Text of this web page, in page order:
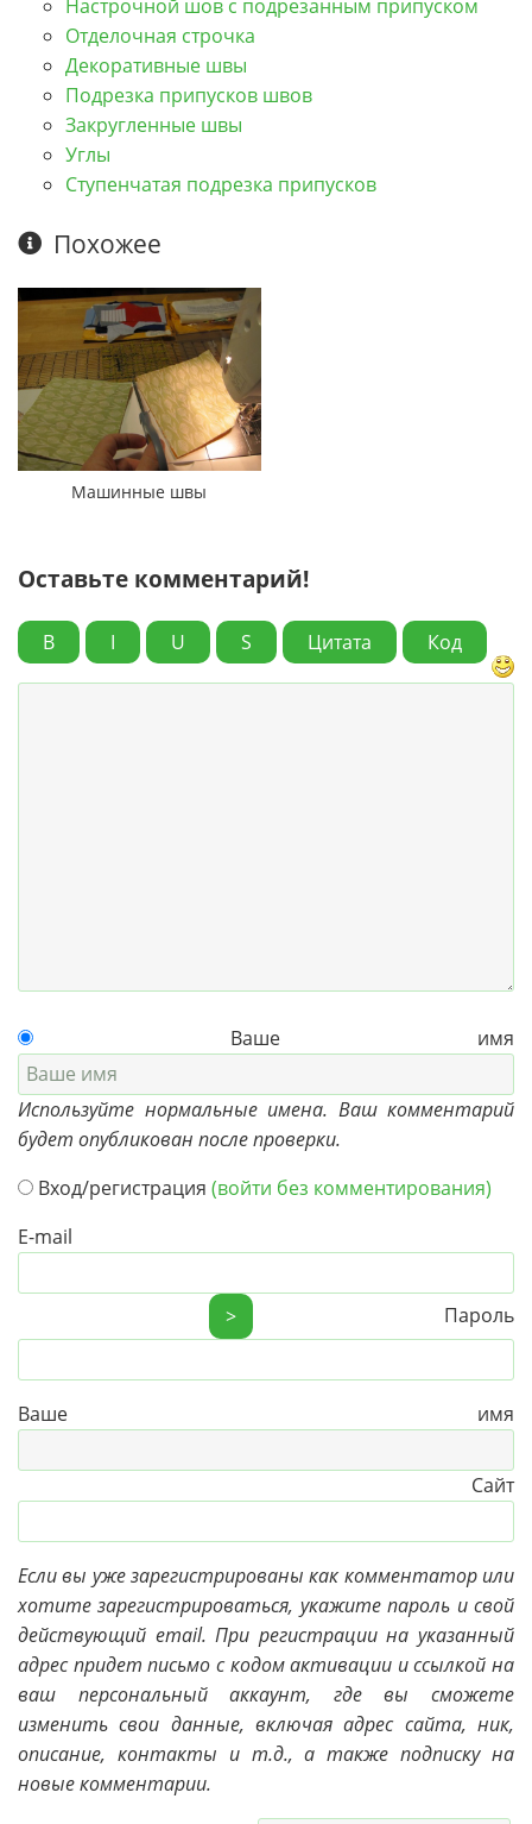
Настрочной шов с подрезанным припуском
Отделочная строчка
Декоративные швы
Подрезка припусков швов
Закругленные швы
Углы
Ступенчатая подрезка припусков
Похожее
Машинные швы
Оставьте комментарий!
B I U S Цитата Код
Ваше имя
Используйте нормальные имена. Ваш комментарий
будет опубликован после проверки.
Вход/регистрация (войти без комментирования)
E-mail
> Пароль
Ваше имя
Сайт
Если вы уже зарегистрированы как комментатор или
хотите зарегистрироваться, укажите пароль и свой
действующий email. При регистрации на указанный
адрес придет письмо с кодом активации и ссылкой на
ваш персональный аккаунт, где вы сможете
изменить свои данные, включая адрес сайта, ник,
описание, контакты и т.д., а также подписку на
новые комментарии.